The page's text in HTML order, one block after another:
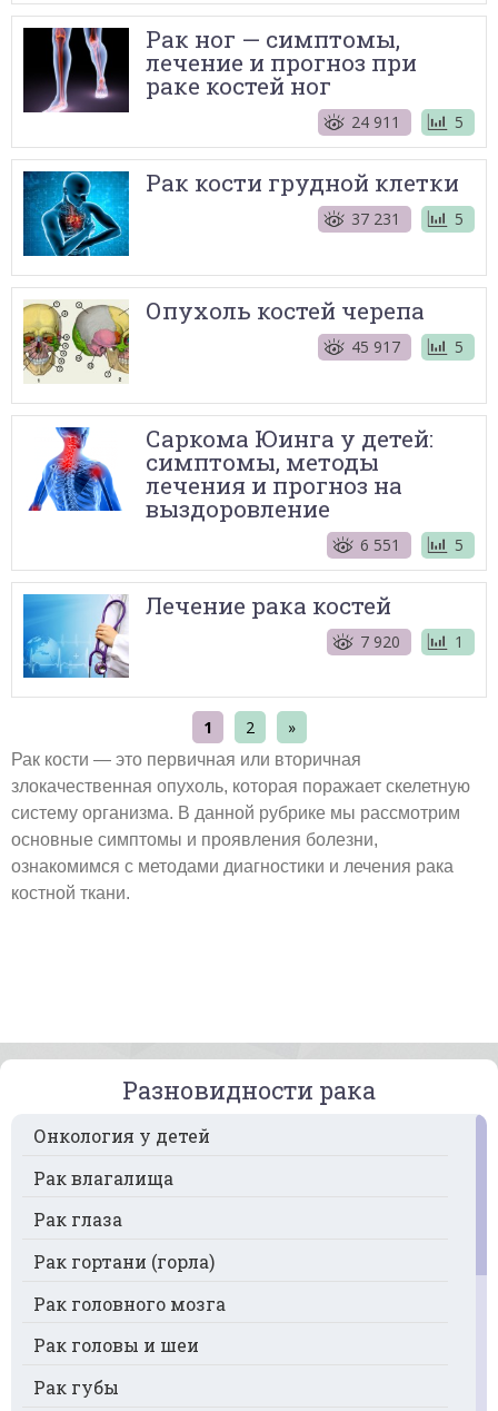
Рак ног — симптомы,
лечение и прогноз при
раке костей ног
24 911 5
Рак кости грудной клетки
37 231 5
Опухоль костей черепа
45 917 5
Саркома Юинга у детей:
симптомы, методы
лечения и прогноз на
выздоровление
6 551 5
Лечение рака костей
7 920 1
1 2 »
Рак кости — это первичная или вторичная
злокачественная опухоль, которая поражает скелетную
систему организма. В данной рубрике мы рассмотрим
основные симптомы и проявления болезни,
ознакомимся с методами диагностики и лечения рака
костной ткани.
Разновидности рака
Онкология у детей
Рак влагалища
Рак глаза
Рак гортани (горла)
Рак головного мозга
Рак головы и шеи
Рак губы